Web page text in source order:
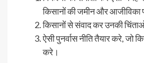
किसानों की जमीन और
किसानों से संवाद कर उनकी
ऐसी पुनर्वास नीति तैयार करे, जो
करे।